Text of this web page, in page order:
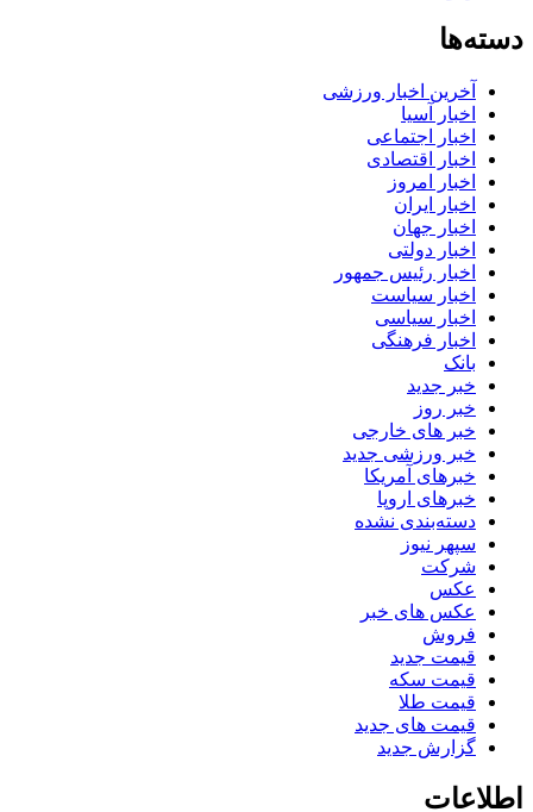
دسته‌ها
آخرین اخبار ورزشی
اخبار آسیا
اخبار اجتماعی
اخبار اقتصادی
اخبار امروز
اخبار ایران
اخبار جهان
اخبار دولتی
اخبار رئیس جمهور
اخبار سیاست
اخبار سیاسی
اخبار فرهنگی
بانک
خبر جدید
خبر روز
خبر های خارجی
خبر ورزشی جدید
خبرهای آمریکا
خبرهای اروپا
دسته‌بندی نشده
سپهر نیوز
شرکت
عکس
عکس های خبر
فروش
قیمت جدید
قیمت سکه
قیمت طلا
قیمت های جدید
گزارش جدید
اطلاعات